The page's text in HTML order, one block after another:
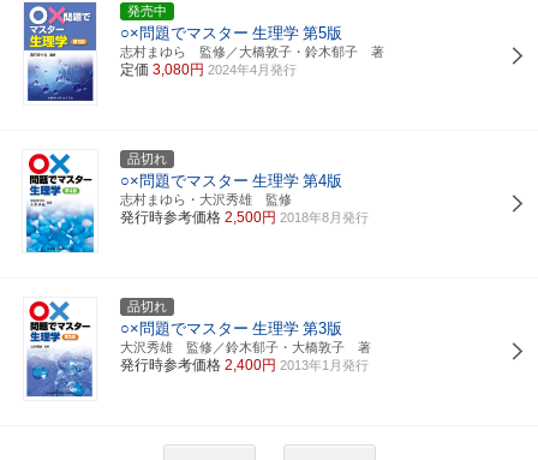
発売中
○×問題でマスター 生理学 第5版
志村まゆら 監修／大橋敦子・鈴木郁子 著
定価 3,080円 2024年4月発行
品切れ
○×問題でマスター 生理学 第4版
志村まゆら・大沢秀雄 監修
発行時参考価格 2,500円 2018年8月発行
品切れ
○×問題でマスター 生理学 第3版
大沢秀雄 監修／鈴木郁子・大橋敦子 著
発行時参考価格 2,400円 2013年1月発行